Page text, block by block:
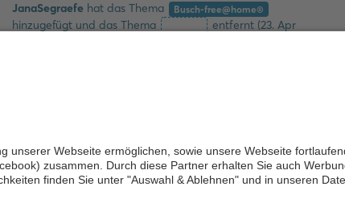
JanaSegraefe hat das Thema Busch-free@home®
hinzugefügt und das Thema entfernt (23. Apr
Kommentar hinzufügen